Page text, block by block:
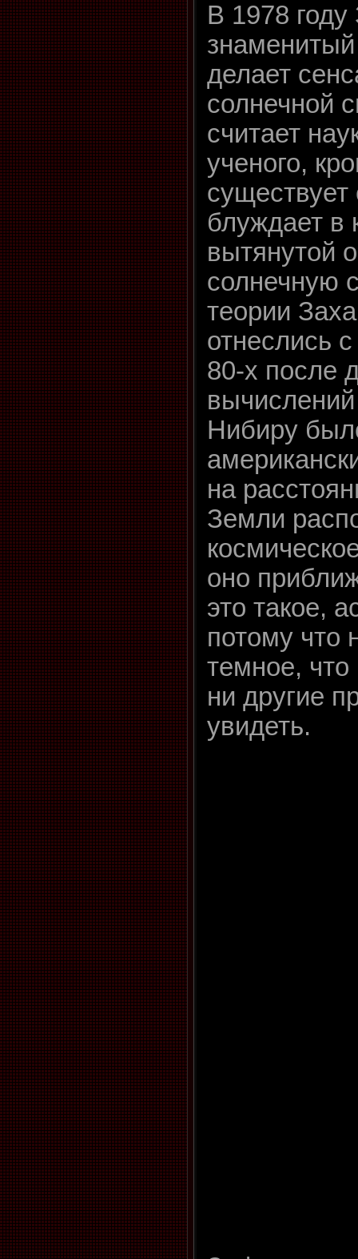
В 1978
делает
солнечной
считает
ученого,
блуждает в
вытянутой
солнечную
теории
отнеслись
80-х после
Нибиру
на
Земли
оно
это такое,
потому что
темное, что
ни другие
увидеть.